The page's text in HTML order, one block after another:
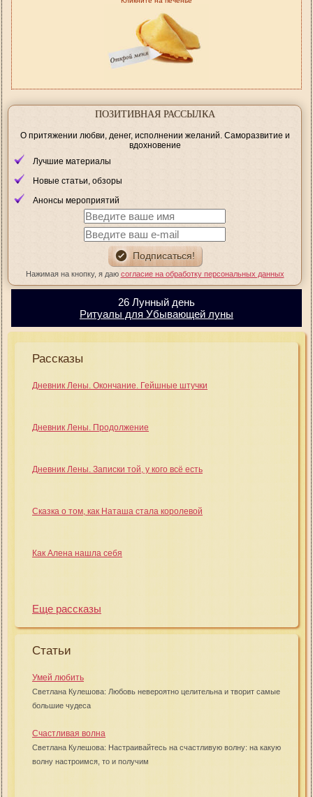
ПОЗИТИВНАЯ РАССЫЛКА
О притяжении любви, денег, исполнении желаний. Саморазвитие и
вдохновение
Лучшие материалы
Новые статьи, обзоры
Анонсы мероприятий
Нажимая на кнопку, я даю согласие на обработку персональных данных
26 Лунный день
Ритуалы для Убывающей луны
Рассказы
Дневник Лены. Окончание. Гейшные штучки
Дневник Лены. Продолжение
Дневник Лены. Записки той, у кого всё есть
Сказка о том, как Наташа стала королевой
Как Алена нашла себя
Еще рассказы
Статьи
Умей любить
Светлана Кулешова: Любовь невероятно целительна и творит самые
большие чудеса
Счастливая волна
Светлана Кулешова: Настраивайтесь на счастливую волну: на какую
волну настроимся, то и получим